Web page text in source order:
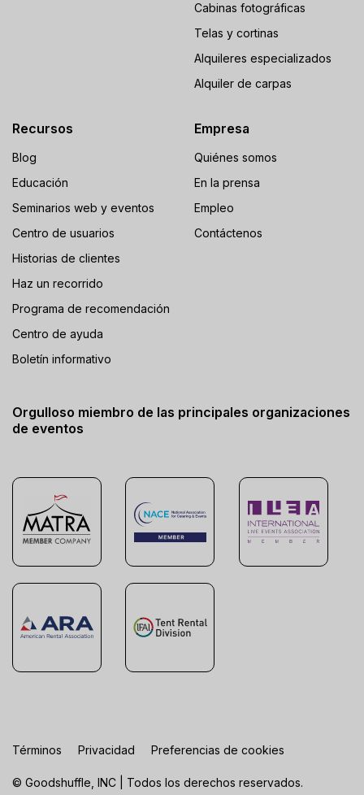
Cabinas fotográficas
Telas y cortinas
Alquileres especializados
Alquiler de carpas
Recursos
Blog
Educación
Seminarios web y eventos
Centro de usuarios
Historias de clientes
Haz un recorrido
Programa de recomendación
Centro de ayuda
Boletín informativo
Empresa
Quiénes somos
En la prensa
Empleo
Contáctenos
Orgulloso miembro de las principales organizaciones
de eventos
© Goodshuffle, INC | Todos los derechos reservados.
Términos Privacidad Preferencias de cookies